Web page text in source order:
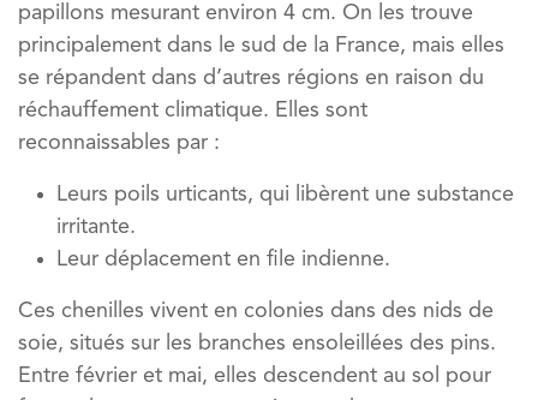
papillons mesurant environ 4 cm. On les trouve
principalement dans le sud de la France, mais elles
se répandent dans d’autres régions en raison du
réchauffement climatique. Elles sont
reconnaissables par :
Leurs poils urticants, qui libèrent une substance
irritante.
Leur déplacement en file indienne.
Ces chenilles vivent en colonies dans des nids de
soie, situés sur les branches ensoleillées des pins.
Entre février et mai, elles descendent au sol pour